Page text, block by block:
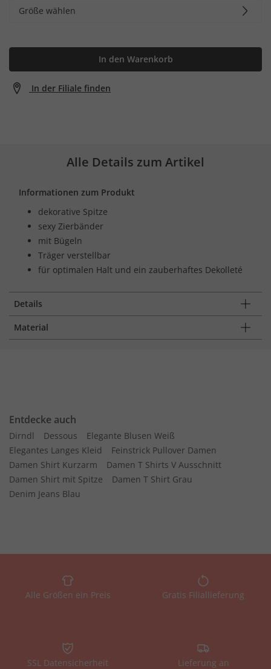
Größe wählen
In den Warenkorb
In der Filiale finden
Alle Details zum Artikel
Informationen zum Produkt
dekorative Spitze
sexy Zierbänder
mit Bügeln
Träger verstellbar
für optimalen Halt und ein zauberhaftes Dekolleté
Details
Material
Entdecke auch
Dirndl Dessous
Elegante Blusen Weiß
Elegantes Langes Kleid
Feinstrick Pullover Damen
Damen Shirt Kurzarm
Damen T Shirts V Ausschnitt
Damen Shirt mit Spitze
Damen T Shirt Grau
Denim Jeans Blau
Alle Größen ein Preis Gratis Filiallieferung
SSL Datensicherheit
Lieferung an